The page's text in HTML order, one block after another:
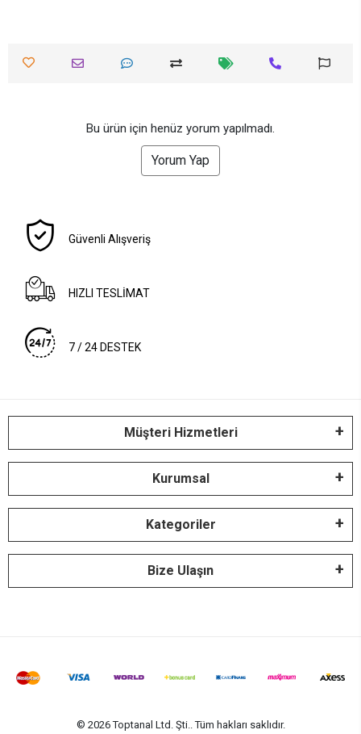
Bu ürün için henüz yorum yapılmadı.
Yorum Yap
Güvenli Alışveriş
HIZLI TESLİMAT
7 / 24 DESTEK
Müşteri Hizmetleri
Kurumsal
Kategoriler
Bize Ulaşın
© 2026 Toptanal Ltd. Şti.. Tüm hakları saklıdır.